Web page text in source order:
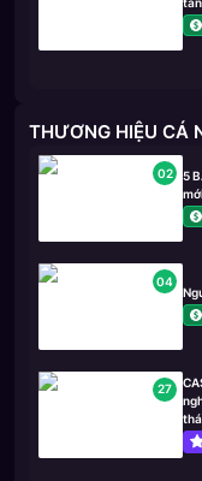
THƯƠNG HIỆU CÁ
02
5
04
27